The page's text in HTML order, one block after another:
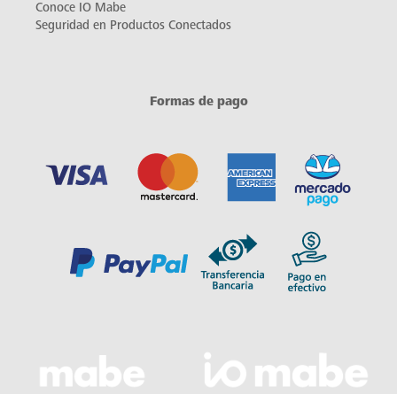
Conoce IO Mabe
Seguridad en Productos Conectados
Formas de pago